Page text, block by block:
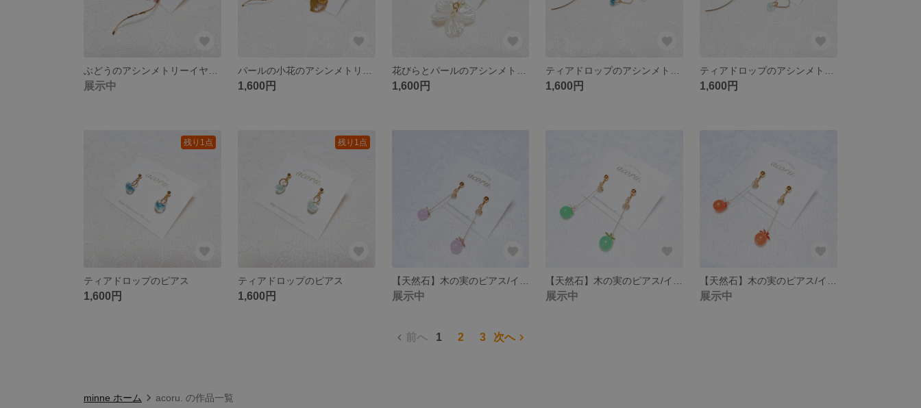
展示中 1,600円 1,600円 1,600円 1,600円
残り1点
ティアドロップのピアス
1,600円
残り1点
ティアドロップのピアス
1,600円 展示中 展示中 展示中
前へ 1 2 3 次へ
minne ホーム acoru. の作品一覧